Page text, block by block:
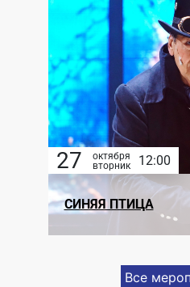
27
октября
вторник
12:00
СИНЯЯ ПТИЦА
Все